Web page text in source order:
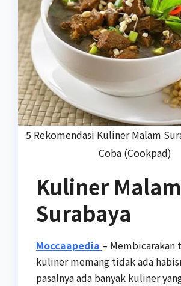
5 Rekomendasi Kuliner Malam
Coba (Cookpad)
Kuliner Malam
Surabaya
Moccaapedia – Membicarakan
kuliner memang tidak ada
pasalnya ada banyak kuliner